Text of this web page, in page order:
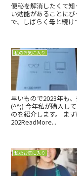
便秘を解消したくて
い効能があることに
で、しばらく母と続け
私のお気に入り
早いもので2023年も
(^^;) 今年私が購入し
のを紹介します。 ま
202ReadMore...
私のお気に入り